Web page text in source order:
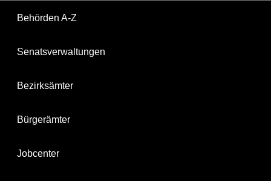
Behörden A-Z
Senatsverwaltungen
Bezirksämter
Bürgerämter
Jobcenter